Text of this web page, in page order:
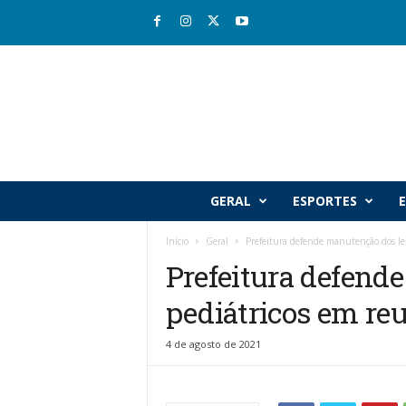
GERAL ESPORTES
Início Geral Prefeitura defende manutenção dos
Prefeitura
pediátricos em
4 de agosto de 2021